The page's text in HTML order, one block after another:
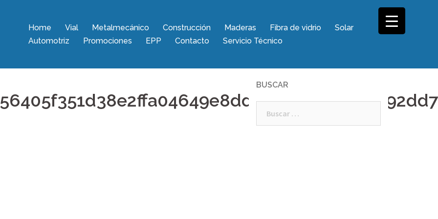
Home Vial Metalmecánico Construcción Maderas Fibra de vidrio
Solar
Automotriz
Promociones EPP Contacto Servicio Técnico
BUSCAR